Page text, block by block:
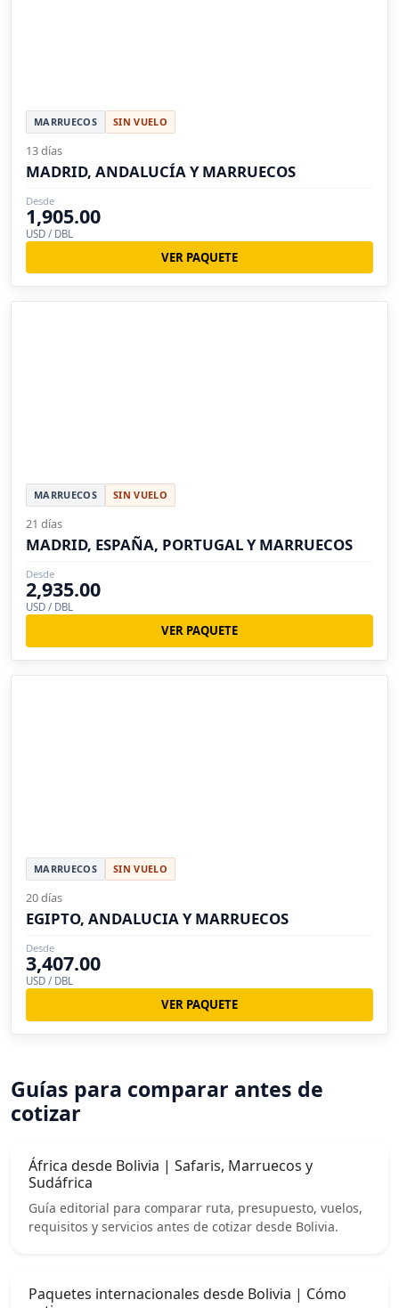
MARRUECOS SIN VUELO
13 días
MADRID, ANDALUCÍA Y MARRUECOS
Desde
1,905.00
USD / DBL
VER PAQUETE
MARRUECOS SIN VUELO
21 días
MADRID, ESPAÑA, PORTUGAL Y MARRUECOS
Desde
2,935.00
USD / DBL
VER PAQUETE
MARRUECOS SIN VUELO
20 días
EGIPTO, ANDALUCIA Y MARRUECOS
Desde
3,407.00
USD / DBL
VER PAQUETE
Guías para comparar antes de
cotizar
África desde Bolivia | Safaris, Marruecos y
Sudáfrica
Guía editorial para comparar ruta, presupuesto, vuelos,
requisitos y servicios antes de cotizar desde Bolivia.
Paquetes internacionales desde Bolivia | Cómo